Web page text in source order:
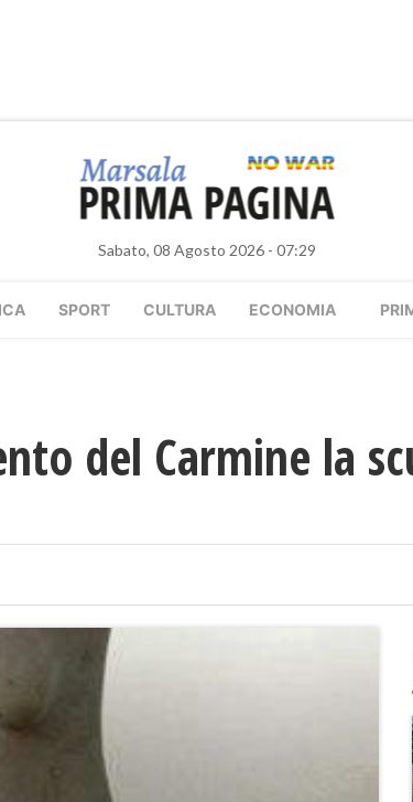
Sabato, 08 Agosto 2026 - 07:29
SPORT CULTURA ECONOMIA
del Carmine la